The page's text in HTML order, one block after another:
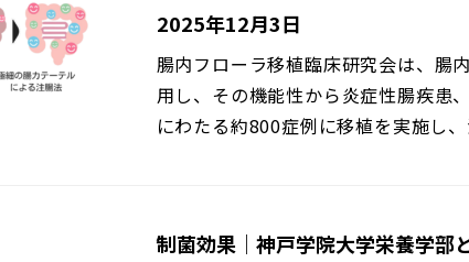
2025年12月3日
腸内フローラ移植臨床研究会は、腸
用し、その機能性から炎症性腸疾患
にわたる約800症例に移植を実施し
制菌効果｜神⼾学院⼤学栄養学部